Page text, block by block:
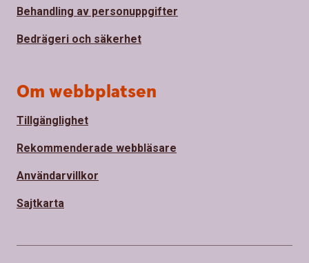
Behandling av personuppgifter
Bedrägeri och säkerhet
Om webbplatsen
Tillgänglighet
Rekommenderade webbläsare
Användarvillkor
Sajtkarta